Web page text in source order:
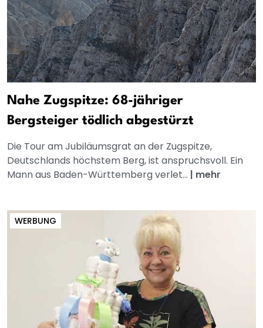
Nahe Zugspitze: 68-jähriger
Bergsteiger tödlich abgestürzt
Die Tour am Jubiläumsgrat an der Zugspitze,
Deutschlands höchstem Berg, ist anspruchsvoll. Ein
Mann aus Baden-Württemberg verlet... | mehr
WERBUNG